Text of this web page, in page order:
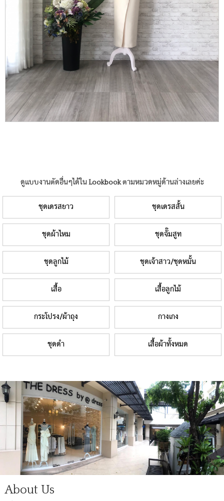
ดูแบบงานตัดอื่นๆได้ใน Lookbook ตามหมวดหมู่ด้านล่างเลยค่ะ
ชุดเดรสยาว ชุดเดรสสั้น
ชุดผ้าไหม ชุดจั๊มสูท
ชุดลูกไม้ ชุดเจ้าสาว/ชุดหมั้น
เสื้อ เสื้อลูกไม้
กระโปรง/ผ้าถุง กางเกง
ชุดดำ เสื้อผ้าทั้งหมด
About Us